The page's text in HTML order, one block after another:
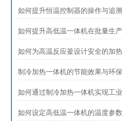
如何提升恒温控制器的操作与追
如何提升高低温一体机在批量生
如何为高温反应釜设计安全的加
制冷加热一体机的节能效果与环
如何通过制冷加热一体机实现工
如何设定高低温一体机的温度参